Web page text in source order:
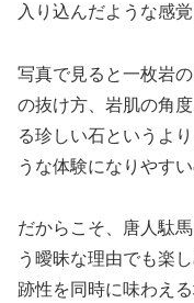
入り込んだような感
写真で見ると一枚岩
の抜け方、岩肌の角
る珍しい石というよ
うな体験になりやす
だからこそ、唐人駄
う曖昧な理由でも楽
跡性を同時に味わえ